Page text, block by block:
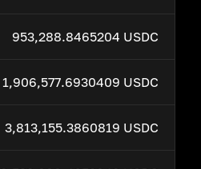
953,288.8465204 USDC
1,906,577.6930409 USDC
3,813,155.3860819 USDC